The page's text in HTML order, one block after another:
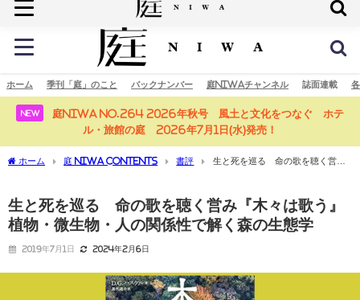
庭の未来へ
ホーム 季刊「庭」のこと バックナンバー 庭NIWAチャンネル 誌面連載
NEW
庭NIWA No.264 2026年秋号 風土と文化をつなぐ ホテ
ル・旅館の庭 2026年7月1日(水)発売！
ホーム 庭 NIWA CONTENTS 書評
生と死を巡る 命の歌を聴く営み
生と死を巡る 命の歌を聴く営み『木々は歌う』
植物・微生物・人の関係性で解く森の生態学
2019年7月1日 2024年2月6日